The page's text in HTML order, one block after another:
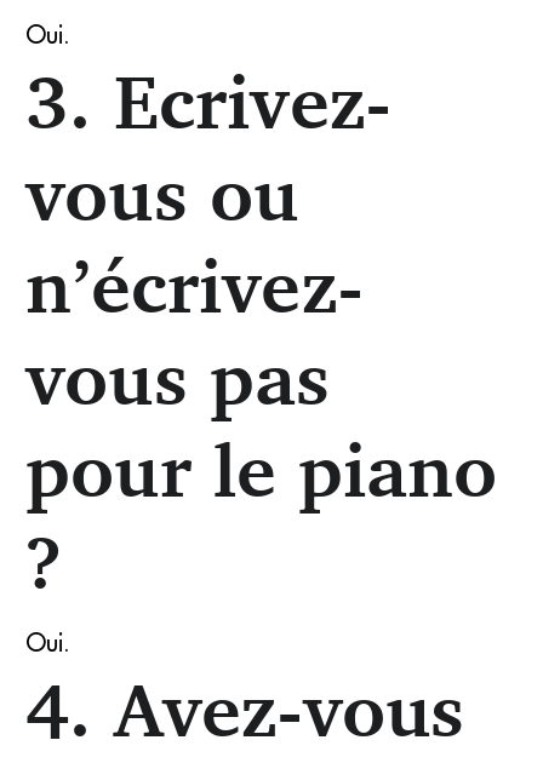
Oui.
3. Ecrivez-
vous ou
n’écrivez-
vous pas
pour le piano
?
Oui.
4. Avez-vous